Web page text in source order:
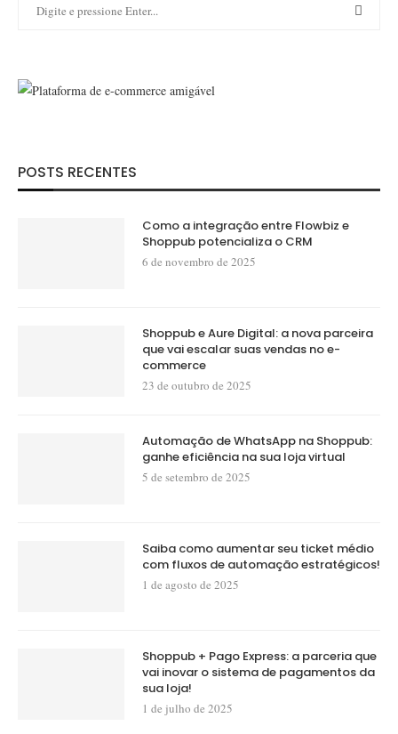
POSTS RECENTES
Como a integração entre Flowbiz e
Shoppub potencializa o CRM
6 de novembro de 2025
Shoppub e Aure Digital: a nova parceira
que vai escalar suas vendas no e-
commerce
23 de outubro de 2025
Automação de WhatsApp na Shoppub:
ganhe eficiência na sua loja virtual
5 de setembro de 2025
Saiba como aumentar seu ticket médio
com fluxos de automação estratégicos!
1 de agosto de 2025
Shoppub + Pago Express: a parceria que
vai inovar o sistema de pagamentos da
sua loja!
1 de julho de 2025